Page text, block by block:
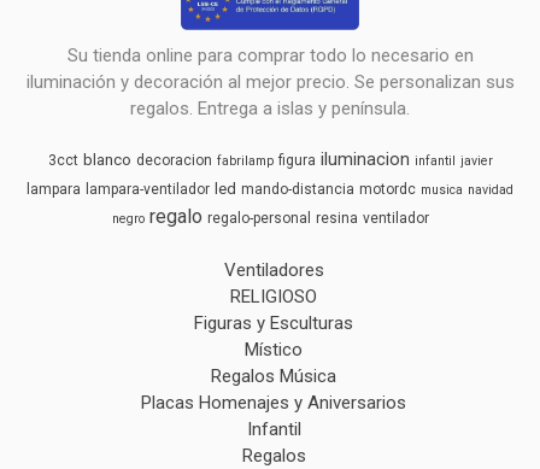
Su tienda online para comprar todo lo necesario en
iluminación y decoración al mejor precio. Se personalizan sus
regalos. Entrega a islas y península.
3cct blanco decoracion fabrilamp figura iluminacion infantil javier
lampara lampara-ventilador led mando-distancia motordc musica navidad
negro regalo regalo-personal resina ventilador
Ventiladores
RELIGIOSO
Figuras y Esculturas
Místico
Regalos Música
Placas Homenajes y Aniversarios
Infantil
Regalos